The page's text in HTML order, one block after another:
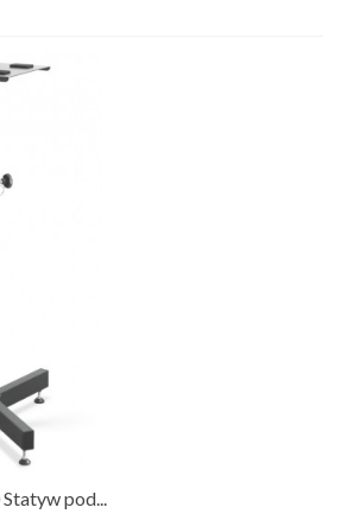
pod...